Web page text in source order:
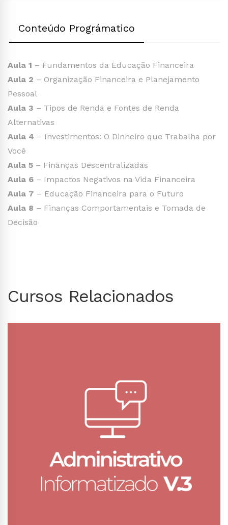
Conteúdo Prográmatico
Aula 1 – Fundamentos da Educação Financeira
Aula 2 – Organização Financeira e Planejamento
Pessoal
Aula 3 – Tipos de Renda e Fontes de Renda
Alternativas
Aula 4 – Investimentos: O Dinheiro que Trabalha por
Você
Aula 5 – Finanças Descentralizadas
Aula 6 – Impactos Negativos na Vida Financeira
Aula 7 – Educação Financeira para o Futuro
Aula 8 – Finanças Comportamentais e Tomada de
Decisão
Cursos Relacionados